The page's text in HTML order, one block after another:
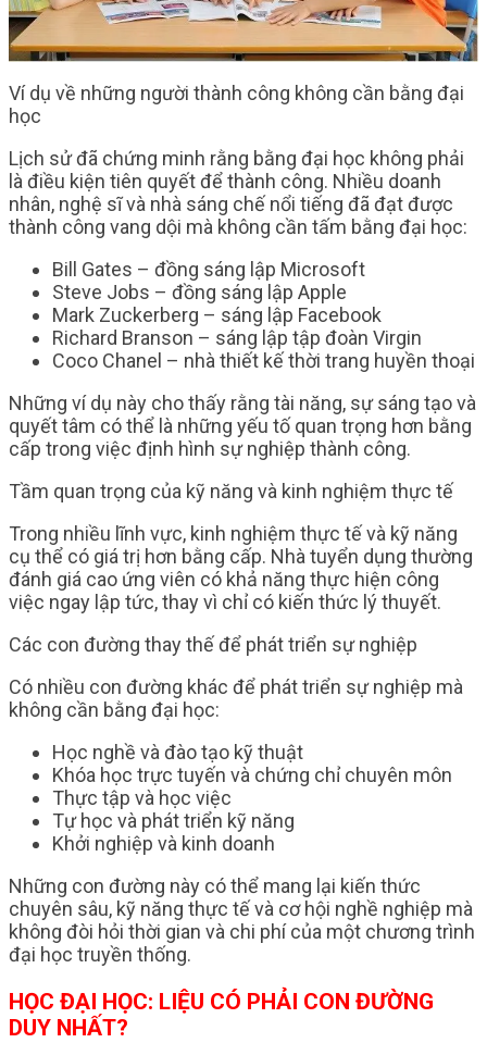
Ví dụ về những người thành công không cần bằng đại
học
Lịch sử đã chứng minh rằng bằng đại học không phải
là điều kiện tiên quyết để thành công. Nhiều doanh
nhân, nghệ sĩ và nhà sáng chế nổi tiếng đã đạt được
thành công vang dội mà không cần tấm bằng đại học:
Bill Gates – đồng sáng lập Microsoft
Steve Jobs – đồng sáng lập Apple
Mark Zuckerberg – sáng lập Facebook
Richard Branson – sáng lập tập đoàn Virgin
Coco Chanel – nhà thiết kế thời trang huyền thoại
Những ví dụ này cho thấy rằng tài năng, sự sáng tạo và
quyết tâm có thể là những yếu tố quan trọng hơn bằng
cấp trong việc định hình sự nghiệp thành công.
Tầm quan trọng của kỹ năng và kinh nghiệm thực tế
Trong nhiều lĩnh vực, kinh nghiệm thực tế và kỹ năng
cụ thể có giá trị hơn bằng cấp. Nhà tuyển dụng thường
đánh giá cao ứng viên có khả năng thực hiện công
việc ngay lập tức, thay vì chỉ có kiến thức lý thuyết.
Các con đường thay thế để phát triển sự nghiệp
Có nhiều con đường khác để phát triển sự nghiệp mà
không cần bằng đại học:
Học nghề và đào tạo kỹ thuật
Khóa học trực tuyến và chứng chỉ chuyên môn
Thực tập và học việc
Tự học và phát triển kỹ năng
Khởi nghiệp và kinh doanh
Những con đường này có thể mang lại kiến thức
chuyên sâu, kỹ năng thực tế và cơ hội nghề nghiệp mà
không đòi hỏi thời gian và chi phí của một chương trình
đại học truyền thống.
HỌC ĐẠI HỌC: LIỆU CÓ PHẢI CON ĐƯỜNG
DUY NHẤT?